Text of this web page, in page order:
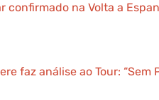
confirmado na Volta a
faz análise ao Tour: “Sem